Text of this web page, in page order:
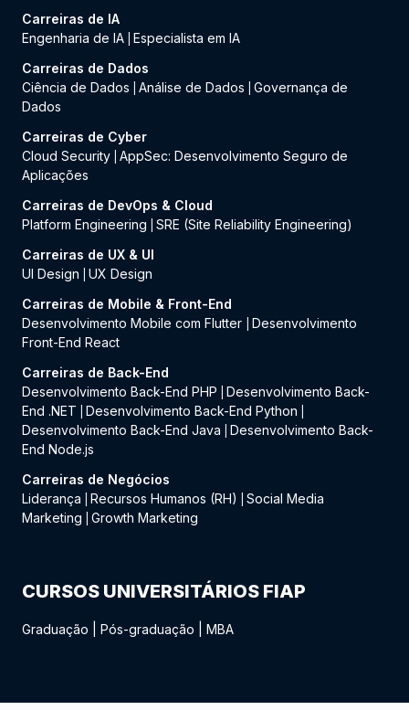
Carreiras de IA
Engenharia de IA Especialista em IA
Carreiras de Dados
Ciência de Dados
Análise de Dados
Governança de
Dados
Carreiras de Cyber
Cloud Security AppSec: Desenvolvimento Seguro de
Aplicações
Carreiras de DevOps & Cloud
Platform Engineering
SRE (Site Reliability Engineering)
Carreiras de UX & UI
UI Design
UX Design
Carreiras de Mobile & Front-End
Desenvolvimento Mobile com Flutter
Desenvolvimento
Front-End React
Carreiras de Back-End
Desenvolvimento Back-End PHP
Desenvolvimento Back-
End .NET
Desenvolvimento Back-End Python
Desenvolvimento Back-End Java
Desenvolvimento Back-
End Node.js
Carreiras de Negócios
Liderança
Recursos Humanos (RH)
Social Media
Marketing
Growth Marketing
CURSOS UNIVERSITÁRIOS FIAP
Graduação Pós-graduação MBA